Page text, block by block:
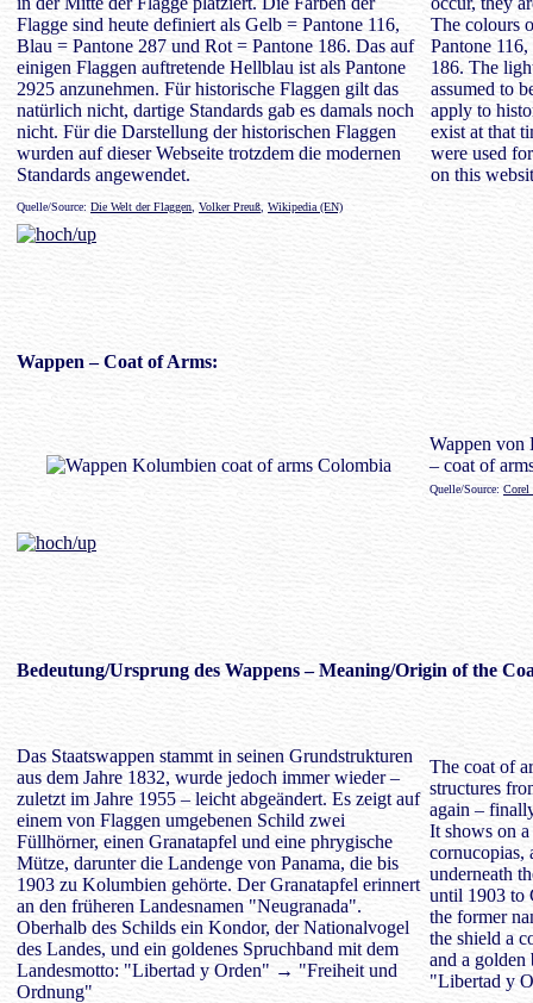
Flagge sind heute definiert als Gelb = Pantone 116,
Blau = Pantone 287 und Rot = Pantone 186. Das auf
einigen Flaggen auftretende Hellblau ist als Pantone
2925 anzunehmen. Für historische Flaggen gilt das
natürlich nicht, dartige Standards gab es damals noch
nicht. Für die Darstellung der historischen Flaggen
wurden auf dieser Webseite trotzdem die modernen
Standards angewendet.
The colours
Pantone
186. The
assumed to
apply to
exist at that
were used
on this
Quelle/Source: Die Welt der Flaggen Volker Preuß, Wikipedia (EN)
Wappen – Coat of Arms:
Wappen von
– coat of
Quelle/Source: Corel
Bedeutung/Ursprung des Wappens– Meaning/Origin of the
Das Staatswappen stammt in seinen Grundstrukturen
aus dem Jahre 1832, wurde jedoch immer wieder –
zuletzt im Jahre 1955 – leicht abgeändert. Es zeigt auf
einem von Flaggen umgebenen Schild zwei
Füllhörner, einen Granatapfel und eine phrygische
Mütze, darunter die Landenge von Panama, die bis
1903 zu Kolumbien gehörte. Der Granatapfel erinnert
an den früheren Landesnamen "Neugranada".
Oberhalb des Schilds ein Kondor, der Nationalvogel
des Landes, und ein goldenes Spruchband mit dem
Landesmotto: "Libertad y Orden" → "Freiheit und
Ordnung"
The coat of
structures
again –
It shows on
cornucopias,
underneath
until 1903 to
the former
the shield a
and a golden
"Libertad y